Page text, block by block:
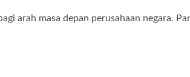
arah masa depan perusahaan negara.